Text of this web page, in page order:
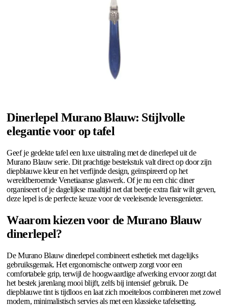
Dinerlepel Murano Blauw: Stijlvolle
elegantie voor op tafel
Geef je gedekte tafel een luxe uitstraling met de dinerlepel uit de
Murano Blauw serie. Dit prachtige bestekstuk valt direct op door zijn
diepblauwe kleur en het verfijnde design, geïnspireerd op het
wereldberoemde Venetiaanse glaswerk. Of je nu een chic diner
organiseert of je dagelijkse maaltijd net dat beetje extra flair wilt geven,
deze lepel is de perfecte keuze voor de veeleisende levensgenieter.
Waarom kiezen voor de Murano Blauw
dinerlepel?
De Murano Blauw dinerlepel combineert esthetiek met dagelijks
gebruiksgemak. Het ergonomische ontwerp zorgt voor een
comfortabele grip, terwijl de hoogwaardige afwerking ervoor zorgt dat
het bestek jarenlang mooi blijft, zelfs bij intensief gebruik. De
diepblauwe tint is tijdloos en laat zich moeiteloos combineren met zowel
modern, minimalistisch servies als met een klassieke tafelsetting.